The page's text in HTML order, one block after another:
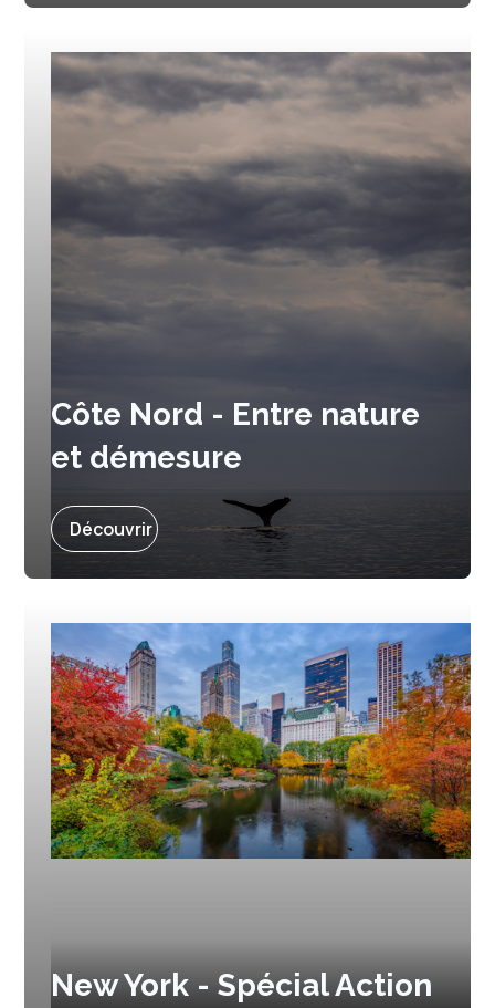
Côte Nord - Entre nature
et démesure
Prochain départ :
Découvrir
New York - Spécial Action